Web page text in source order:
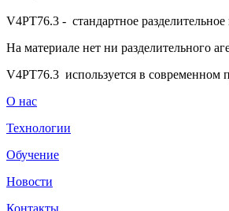
V4PT76.3 - стандартное
На материале нет ни разделительного
V4PT76.3 используется в современном
О нас
Технологии
Обучение
Новости